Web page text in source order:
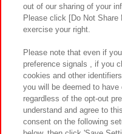
プライバシーポリシー
お取引先さまととも
カスタマーハラスメント対応
out of our sharing of your
Please click [Do Not
exercise your right.
Please note that even if
preference signals , if you
cookies and other
you will be deemed to
regardless of the opt-out
understand and agree to
consent on the following